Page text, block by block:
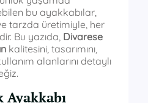
bu ayakkabılar,
tarzda üretimiyle, her
Bu yazıda, Divarese
kalitesini, tasarımını,
alanlarını detaylı
Ayakkabı